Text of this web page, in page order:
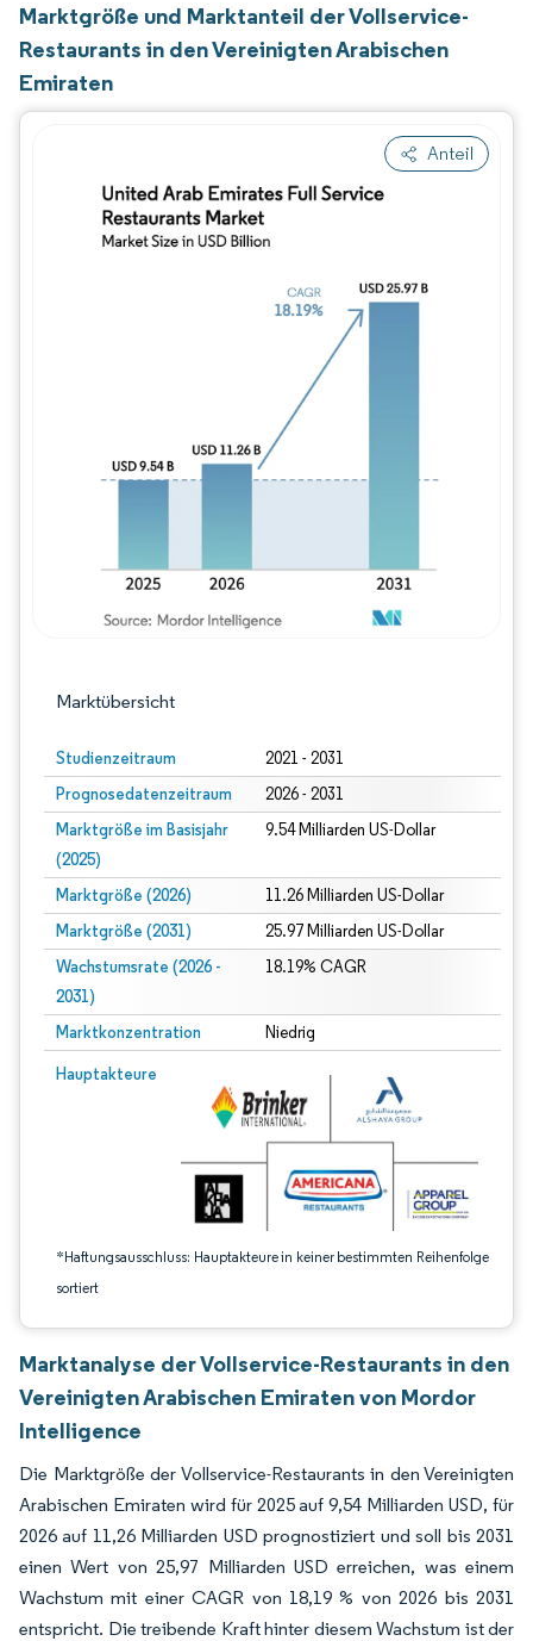
Marktgröße und Marktanteil der Vollservice-
Restaurants in den Vereinigten Arabischen
Emiraten
Anteil
Marktübersicht
Studienzeitraum 2021 - 2031
Prognosedatenzeitraum 2026 - 2031
Marktgröße im Basisjahr
(2025)
9.54 Milliarden US-Dollar
Marktgröße (2026) 11.26 Milliarden US-Dollar
Marktgröße (2031) 25.97 Milliarden US-Dollar
Wachstumsrate (2026 -
2031)
18.19% CAGR
Marktkonzentration Niedrig
Hauptakteure
*Haftungsausschluss: Hauptakteure in keiner bestimmten Reihenfolge
sortiert
Bild © Mordor Intelligence. Wiederverwendung erfordert Namensnennung
Bild © Mordor Intelligence.
Marktanalyse der Vollservice-Restaurants in den
Vereinigten Arabischen Emiraten von Mordor
Intelligence
Die Marktgröße der Vollservice-Restaurants in den Vereinigten
Arabischen Emiraten wird für 2025 auf 9,54 Milliarden USD, für
2026 auf 11,26 Milliarden USD prognostiziert und soll bis 2031
einen Wert von 25,97 Milliarden USD erreichen, was einem
Wachstum mit einer CAGR von 18,19 % von 2026 bis 2031
entspricht. Die treibende Kraft hinter diesem Wachstum ist der